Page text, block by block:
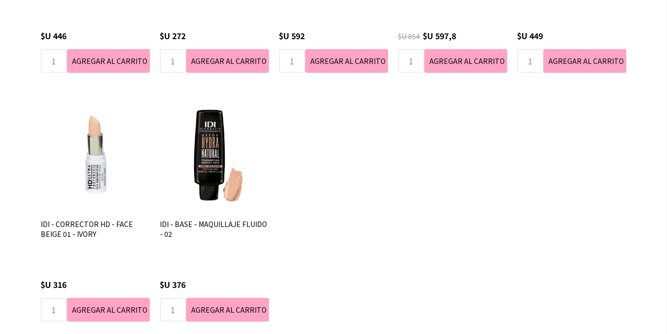
$U 446 $U 272 $U 592 $U 854 $U 597,8 $U 449
IDI - CORRECTOR HD - FACE
BEIGE 01 - IVORY
$U 316
IDI - BASE - MAQUILLAJE FLUIDO
- 02
$U 376